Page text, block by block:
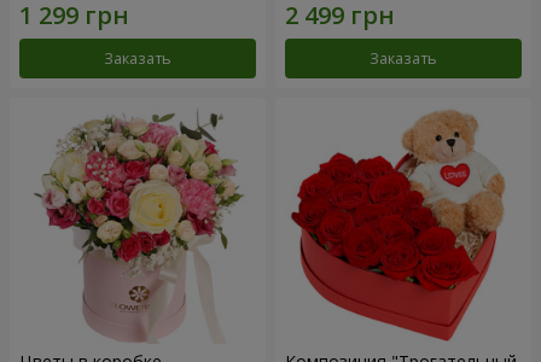
Заказать Заказать